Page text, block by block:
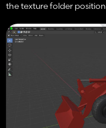
the texture folder position